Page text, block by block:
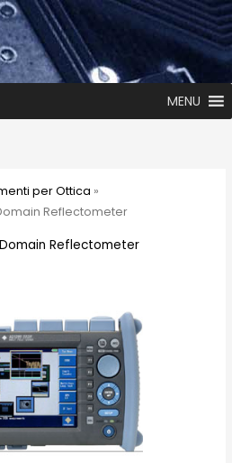
MENU
per Ottica »
Reflectometer
Reflectometer